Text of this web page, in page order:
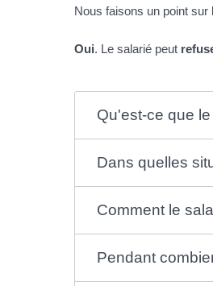
Nous faisons un point sur
Oui. Le salarié peut
Qu'est-ce que
Dans quelles
Comment le
Pendant